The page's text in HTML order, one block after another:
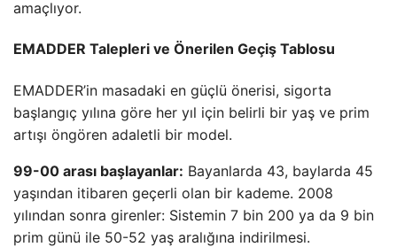
amaçlıyor.
EMADDER Talepleri ve Önerilen Geçiş Tablosu
EMADDER’in masadaki en güçlü önerisi, sigorta
başlangıç yılına göre her yıl için belirli bir yaş ve prim
artışı öngören adaletli bir model.
99-00 arası başlayanlar: Bayanlarda 43, baylarda 45
yaşından itibaren geçerli olan bir kademe. 2008
yılından sonra girenler: Sistemin 7 bin 200 ya da 9 bin
prim günü ile 50-52 yaş aralığına indirilmesi.